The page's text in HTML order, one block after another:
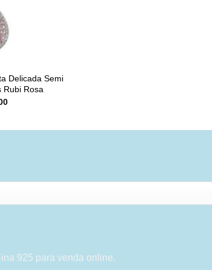
Delicada Semi
Rubi Rosa
925 para venda online.